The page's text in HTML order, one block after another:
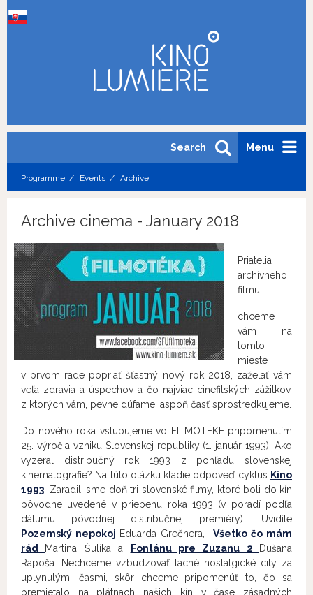
Menu
Search
Programme Events Archive
Archive cinema - January 2018
Priatelia
archívneho
filmu,
chceme
vám na
tomto
mieste
v prvom rade popriať šťastný nový rok 2018, zaželať vám
veľa zdravia a úspechov a čo najviac cinefilských zážitkov,
z ktorých vám, pevne dúfame, aspoň časť sprostredkujeme.
Do nového roka vstupujeme vo FILMOTÉKE pripomenutím
25. výročia vzniku Slovenskej republiky (1. január 1993). Ako
vyzeral distribučný rok 1993 z pohľadu slovenskej
kinematografie? Na túto otázku kladie odpoveď cyklus Kino
1993 . Zaradili sme doň tri slovenské filmy, ktoré boli do kín
pôvodne uvedené v priebehu roka 1993 (v poradí podľa
dátumu pôvodnej distribučnej premiéry). Uvidíte
Pozemský nepokoj Eduarda Grečnera, Všetko čo mám
rád
Martina Šulíka a Fontánu pre Zuzanu 2
Dušana
Rapoša. Nechceme vzbudzovať lacné nostalgické city za
uplynulými časmi, skôr chceme pripomenúť to, čo sa
premietalo na plátnach našich kín v čase zásadných